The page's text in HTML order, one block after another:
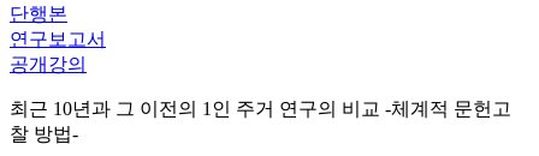
단행본
연구보고서
공개강의
최근 10년과 그 이전의 1인 주거 연구의 비교 -체계적 문헌고
찰 방법-